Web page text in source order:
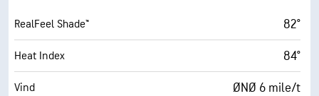
AccuLumen Brightness Index™ 5 (Middels)
Skydekke 0%
Sikt 10 mi
RealFeel Shade™ 82°
Heat Index 84°
Vind ØNØ 6 mile/t